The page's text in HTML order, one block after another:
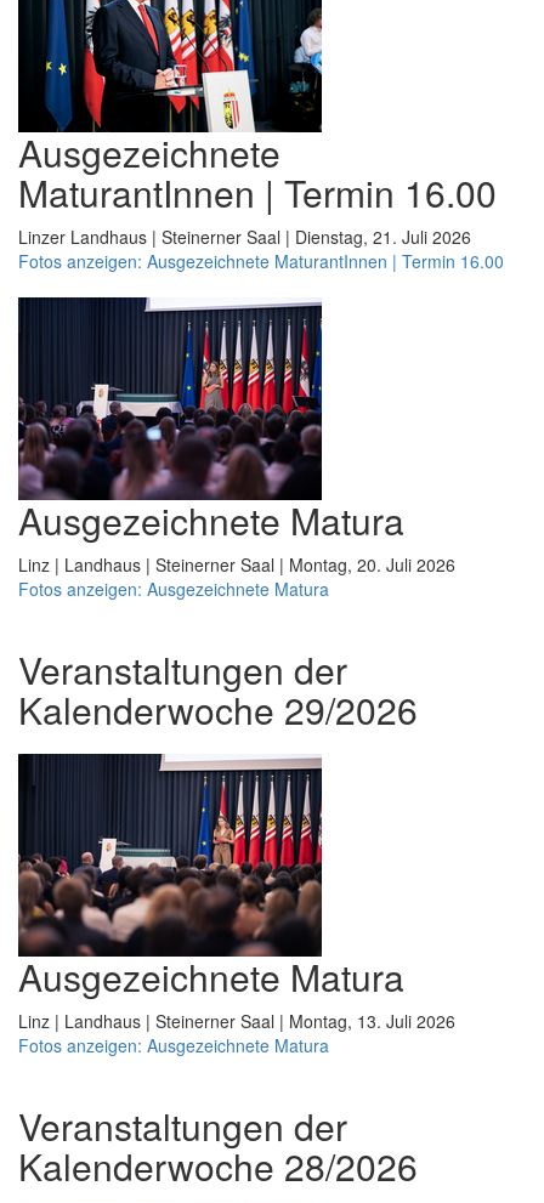
Ausgezeichnete
MaturantInnen | Termin 16.00
Linzer Landhaus | Steinerner Saal | Dienstag, 21. Juli 2026
Fotos anzeigen: Ausgezeichnete MaturantInnen | Termin 16.00
Ausgezeichnete Matura
Linz | Landhaus | Steinerner Saal | Montag, 20. Juli 2026
Fotos anzeigen: Ausgezeichnete Matura
Veranstaltungen der
Kalenderwoche 29/2026
Ausgezeichnete Matura
Linz | Landhaus | Steinerner Saal | Montag, 13. Juli 2026
Fotos anzeigen: Ausgezeichnete Matura
Veranstaltungen der
Kalenderwoche 28/2026